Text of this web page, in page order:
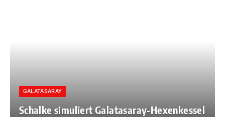
GALATASARAY
Schalke simuliert Galatasaray-Hexenkessel